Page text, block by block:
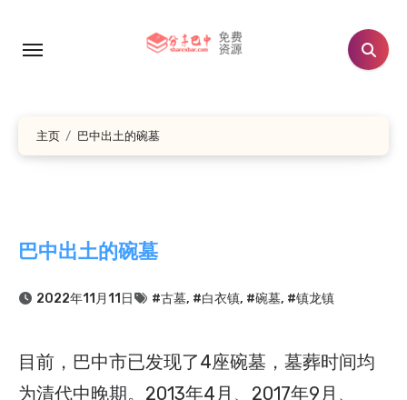
主页 巴中出土的碗墓
巴中出土的碗墓
2022年11月11日 #古墓, #白衣镇, #碗墓, #镇龙镇
目前，巴中市已发现了4座碗墓，墓葬时间均
为清代中晚期。2013年4月、2017年9月、